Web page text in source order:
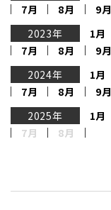
7月
8月 9月
2023年
1月
7月
8月 9月
2024年
1月
7月
8月 9月
2025年
1月
7月
8月